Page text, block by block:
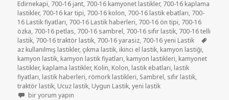
Edirnekapi, 700-16 jant, 700-16 kamyonet lastikler, 700-16 kaplama
lastikler, 700-16 kar tipi, 700-16 kolon, 700-16 lastik ebatları, 700-
16 Lastik fiyatları, 700-16 Lastik haberleri, 700-16 ön tipi, 700-16
özka, 700-16 petlas, 700-16 sambrel, 700-16 sıfır lastik, 700-16 telli
lastik, 700-16 traktör lastik, 700-16 yarasiz, 700-16 yeni Lastik
az kullanılmış lastikler, çıkma lastik, ikinci el lastik, kamyon lastiği,
kamyon lastik, kamyon lastik fiyatları, kamyon lastikleri, kamyonet
lastikler, kaplama lastikler, Kolin, Kolon, lastik ebatları, lastik
fiyatları, lastik haberleri, römork lastikleri, Sambrel, sıfır lastik,
traktör lastik, Ucuz lastik, Uygun Lastik,yeni lastik
700-16 RÖMORK VE KAMYONET LASTİKLER için
bir yorum yapın